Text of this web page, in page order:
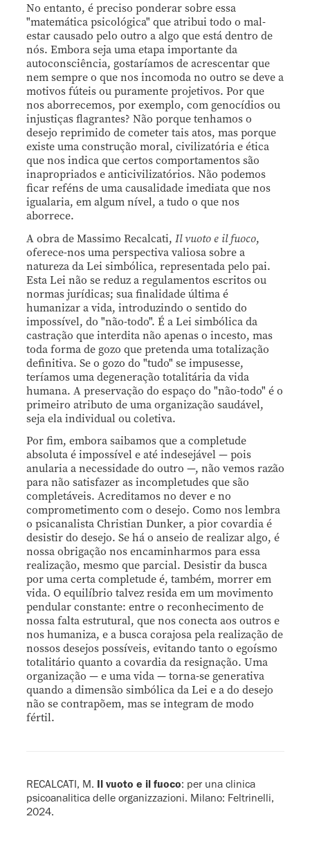
No entanto, é preciso ponderar sobre essa
"matemática psicológica" que atribui todo o mal-
estar causado pelo outro a algo que está dentro de
nós. Embora seja uma etapa importante da
autoconsciência, gostaríamos de acrescentar que
nem sempre o que nos incomoda no outro se deve a
motivos fúteis ou puramente projetivos. Por que
nos aborrecemos, por exemplo, com genocídios ou
injustiças flagrantes? Não porque tenhamos o
desejo reprimido de cometer tais atos, mas porque
existe uma construção moral, civilizatória e ética
que nos indica que certos comportamentos são
inapropriados e anticivilizatórios. Não podemos
ficar reféns de uma causalidade imediata que nos
igualaria, em algum nível, a tudo o que nos
aborrece.
A obra de Massimo Recalcati, Il vuoto e il fuoco,
oferece-nos uma perspectiva valiosa sobre a
natureza da Lei simbólica, representada pelo pai.
Esta Lei não se reduz a regulamentos escritos ou
normas jurídicas; sua finalidade última é
humanizar a vida, introduzindo o sentido do
impossível, do "não-todo". É a Lei simbólica da
castração que interdita não apenas o incesto, mas
toda forma de gozo que pretenda uma totalização
definitiva. Se o gozo do "tudo" se impusesse,
teríamos uma degeneração totalitária da vida
humana. A preservação do espaço do "não-todo" é o
primeiro atributo de uma organização saudável,
seja ela individual ou coletiva.
Por fim, embora saibamos que a completude
absoluta é impossível e até indesejável — pois
anularia a necessidade do outro —, não vemos razão
para não satisfazer as incompletudes que são
completáveis. Acreditamos no dever e no
comprometimento com o desejo. Como nos lembra
o psicanalista Christian Dunker, a pior covardia é
desistir do desejo. Se há o anseio de realizar algo, é
nossa obrigação nos encaminharmos para essa
realização, mesmo que parcial. Desistir da busca
por uma certa completude é, também, morrer em
vida. O equilíbrio talvez resida em um movimento
pendular constante: entre o reconhecimento de
nossa falta estrutural, que nos conecta aos outros e
nos humaniza, e a busca corajosa pela realização de
nossos desejos possíveis, evitando tanto o egoísmo
totalitário quanto a covardia da resignação. Uma
organização — e uma vida — torna-se generativa
quando a dimensão simbólica da Lei e a do desejo
não se contrapõem, mas se integram de modo
fértil.
RECALCATI, M. Il vuoto e il fuoco: per una clinica
psicoanalitica delle organizzazioni. Milano: Feltrinelli,
2024.